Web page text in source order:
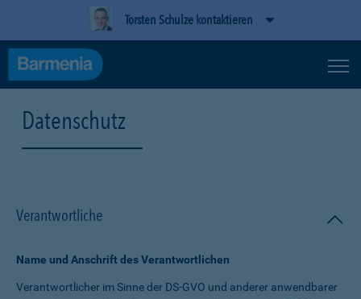
Torsten Schulze kontaktieren
Datenschutz
Verantwortliche
Name und Anschrift des Verantwortlichen
Verantwortlicher im Sinne der DS-GVO und anderer anwendbarer